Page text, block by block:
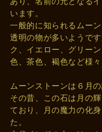
います。
一般的に知られるムー
透明の物が多いようで
ク、イエロー、グリー
色、茶色、褐色など様々
ムーンストーンは６月の
その昔、この石は月の
ており、月の魔力の化
た。